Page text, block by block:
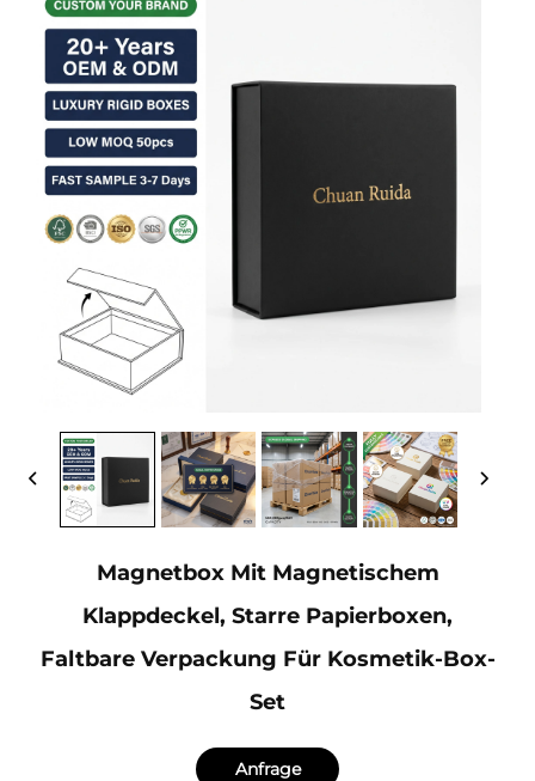
Magnetbox Mit Magnetischem
Klappdeckel, Starre Papierboxen,
Faltbare Verpackung Für Kosmetik-Box-
Set
Anfrage